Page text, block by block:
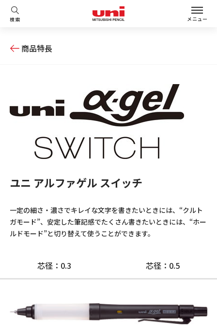
検索 メニュー
商品特長
ユニ アルファゲル スイッチ
一定の細さ・濃さでキレイな文字を書きたいときには、“クルト
ガモード”、安定した筆記感でたくさん書きたいときには、“ホー
ルドモード”と切り替えて使うことができます。
芯径：0.3 芯径：0.5